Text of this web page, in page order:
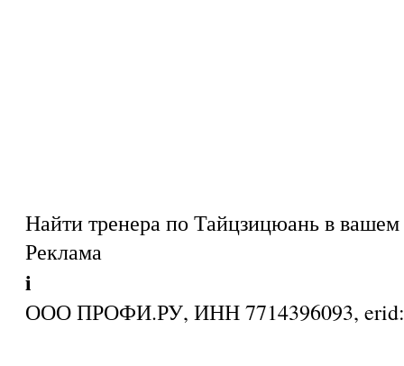
Найти тренера по Тайцзицюань в вашем
Реклама
i
ООО ПРОФИ.РУ, ИНН 7714396093,